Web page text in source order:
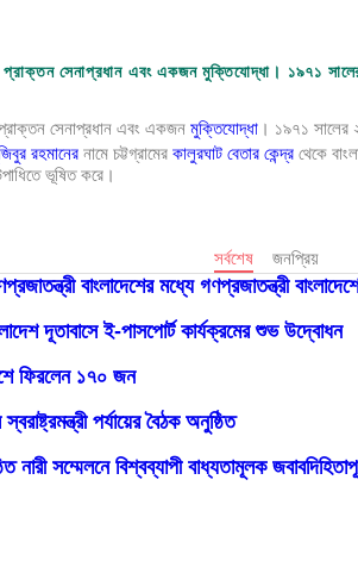
জেবিসিসআই-এর উদ্যোগে ‘জাপান–বাংলাদেশ বিজনেস
উদযাপন
সরকার: স্থানীয় সরকার মন্ত্রী
উদ্যোগ
অনুমোদন
জাতীয় পরিচয়: তথ্য ও সম্প্রচার মন্ত্রী
সম্পৃক্ত করাই সরকারের মূল লক্ষ্য: মহিলা ও শিশু বিষয়ক
সভা অনুষ্ঠিত
সেনাপ্রধান এবং একজন মুক্তিযোদ্ধা। ১৯৭১
সেনাপ্রধান এবং একজন মুক্তিযোদ্ধা । ১৯৭১ সালের
রহমানের নামে চট্টগ্রামের কালুরঘাট বেতার কেন্দ্র থেকে
ভূষিত করে।
সর্বশেষ জনপ্রিয়
বাংলাদেশের মধ্যে গণপ্রজাতন্ত্রী
দূতাবাসে ই-পাসপোর্ট কার্যক্রমের শুভ উদ্বোধন
ফিরলেন ১৭০ জন
পর্যায়ের বৈঠক অনুষ্ঠিত
নারী সম্মেলনে বিশ্বব্যাপী বাধ্যতামূলক